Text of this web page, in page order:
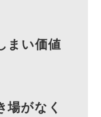
まい価値
場がなく